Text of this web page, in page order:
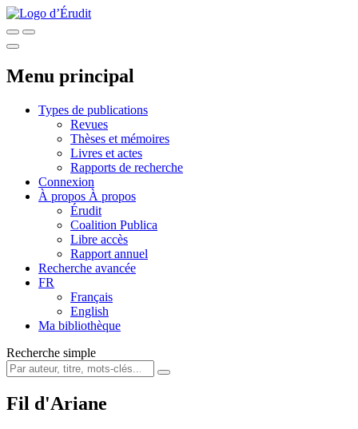
Menu principal
Types de publications
Revues
Thèses et mémoires
Livres et actes
Rapports de recherche
Connexion
À propos À propos
Érudit
Coalition Publica
Libre accès
Rapport annuel
Recherche avancée
FR
Français
English
Ma bibliothèque
Recherche simple
Fil d'Ariane